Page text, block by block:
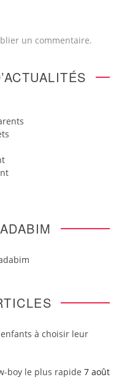
un commentaire.
à choisir leur
boy le plus rapide 7 août